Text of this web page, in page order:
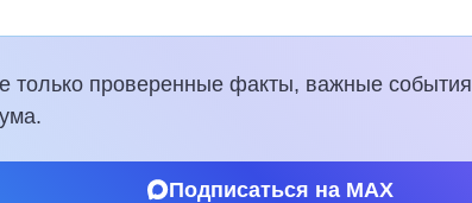
только проверенные факты, важные события
Подписаться на MAX